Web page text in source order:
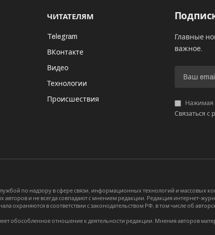
ЧИТАТЕЛЯМ
Telegram
ВКонтакте
Видео
Технологии
Происшествия
Главные
важное.
Нажимая
Связаться с
по надзору в сфере связи, информационных технологий и массовых
и не всегда совпадают с мнением редакции. Редакция интернет-
охраняются в соответствии с законодательством РФ, в том числе об
обособленное отношение к деятельности редакции. Мнения авторов